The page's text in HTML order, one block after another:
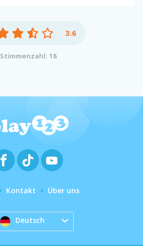
3.6
Stimmenzahl: 18
Kontakt Über uns
Deutsch